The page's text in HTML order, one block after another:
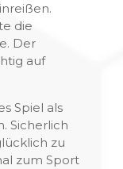
die
Der
auf
Spiel als
Sicherlich
zu
zum Sport